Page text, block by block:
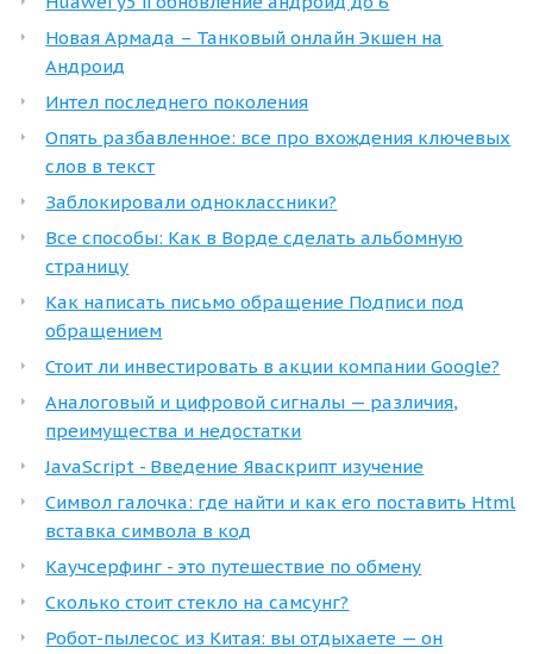
Новая Армада – Танковый онлайн Экшен на
Андроид
Интел последнего поколения
Опять разбавленное: все про вхождения ключевых
слов в текст
Заблокировали одноклассники?
Все способы: Как в Ворде сделать альбомную
страницу
Как написать письмо обращение Подписи под
обращением
Стоит ли инвестировать в акции компании Google?
Аналоговый и цифровой сигналы — различия,
преимущества и недостатки
JavaScript - Введение Яваскрипт изучение
Символ галочка: где найти и как его поставить Html
вставка символа в код
Каучсерфинг - это путешествие по обмену
Сколько стоит стекло на самсунг?
Робот-пылесос из Китая: вы отдыхаете — он